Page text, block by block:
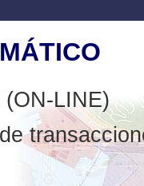
(ON-LINE)